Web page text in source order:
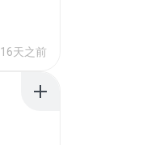
16天之前